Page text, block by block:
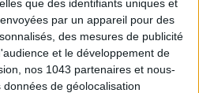
que des identifiants uniques et
par un appareil pour des
des mesures de publicité
et le développement de
nos 1043 partenaires et nous-
de géolocalisation
FOR STYLISH FLOWERS!